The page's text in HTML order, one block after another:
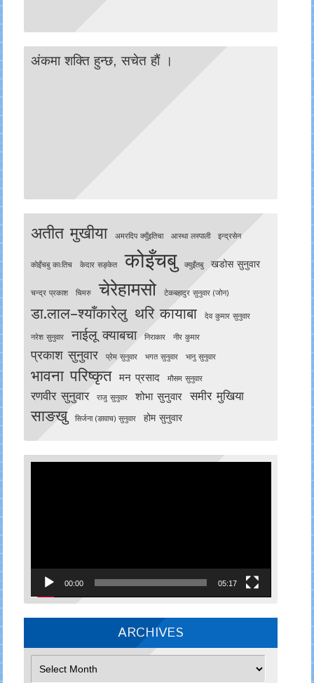
अंकमा शक्ति हुन्छ, सचेत हाैं ।
अतीत मुखीया अमरदिप क्युँइतिचा आस्था लस्पाली इन्द्रसेन
काेइँचबु काःतिच केदार सङ्केत कोइँचबु क्युइँतबु खडोस सुनुवार
चन्द्र प्रकाश चिमरु चेरेहामसो टेकबहादुर सुनुवार (जोन)
डा.लाल–श्याँकारेलु थरि कायाबा देव कुमार सुनुवार
नरेश सुनुवार नाईलू क्याबचा निराकार नीर कुमार
प्रकाश सुनुवार प्रेम सुनुवार भगत सुनुवार भानु सुनुवार
भावना परिष्कृत मन प्रसाद मौसम सुनुवार
रणवीर सुनुवार राजु सुनुवार शोभा सुनुवार समीर मुखिया
साङखु सिर्जना (ङावाच) सुनुवार होम सुनुवार
00:00 05:17
ARCHIVES
Archives